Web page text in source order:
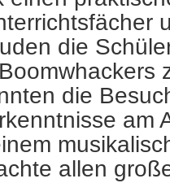
die
die
am
allen